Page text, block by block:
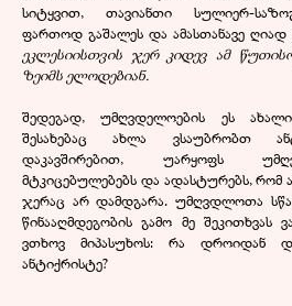
სიტყვით, თავიანთი სულიერ-
ფართოდ გაშალეს და ამასთანავე ღიად
ეკლესიისთვის ჯერ კიდევ ამ
ზეიმს ელოდებიან.
შედეგად, უმღვდელოების ეს
შესახებაც ახლა ვსაუბრობთ
დაკავშირებით, უარყოფს
მტკიცებულებებს და ადასტურებს, რომ
ჯერაც არ დამდგარა. უმღვდლოთა
წინააღმდეგობის გამო მე შეკითხვას
ვთხოვ მიპასუხოს: რა დროიდან
ანტიქრისტე?